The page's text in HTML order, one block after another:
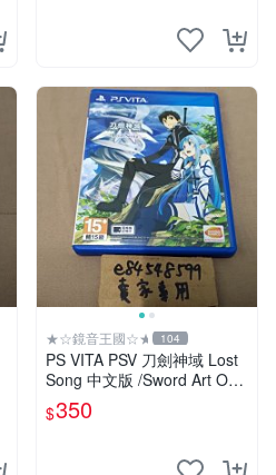
★☆鏡音王國☆★ 104
PS VITA PSV 刀劍神域 Lost
Song 中文版 /Sword Art Onli
ne SAO
$350